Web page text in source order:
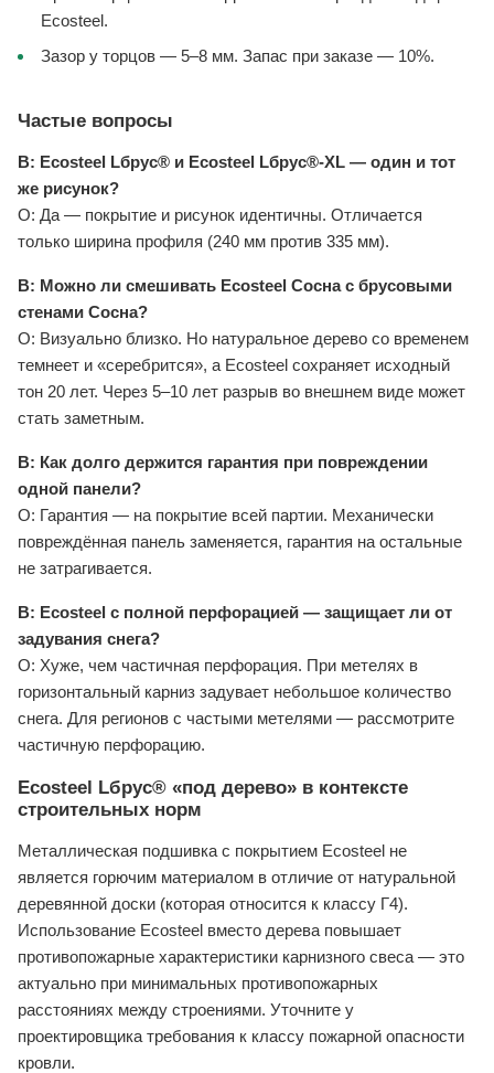
Ecosteel.
Зазор у торцов — 5–8 мм. Запас при заказе — 10%.
Частые вопросы
В: Ecosteel Lбрус® и Ecosteel Lбрус®-XL — один и тот
же рисунок?
О: Да — покрытие и рисунок идентичны. Отличается
только ширина профиля (240 мм против 335 мм).
В: Можно ли смешивать Ecosteel Сосна с брусовыми
стенами Сосна?
О: Визуально близко. Но натуральное дерево со временем
темнеет и «серебрится», а Ecosteel сохраняет исходный
тон 20 лет. Через 5–10 лет разрыв во внешнем виде может
стать заметным.
В: Как долго держится гарантия при повреждении
одной панели?
О: Гарантия — на покрытие всей партии. Механически
повреждённая панель заменяется, гарантия на остальные
не затрагивается.
В: Ecosteel с полной перфорацией — защищает ли от
задувания снега?
О: Хуже, чем частичная перфорация. При метелях в
горизонтальный карниз задувает небольшое количество
снега. Для регионов с частыми метелями — рассмотрите
частичную перфорацию.
Ecosteel Lбрус® «под дерево» в контексте
строительных норм
Металлическая подшивка с покрытием Ecosteel не
является горючим материалом в отличие от натуральной
деревянной доски (которая относится к классу Г4).
Использование Ecosteel вместо дерева повышает
противопожарные характеристики карнизного свеса — это
актуально при минимальных противопожарных
расстояниях между строениями. Уточните у
проектировщика требования к классу пожарной опасности
кровли.